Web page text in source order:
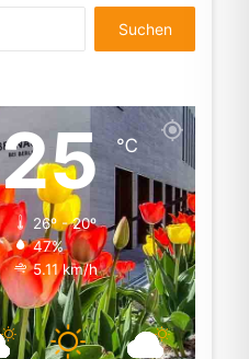
nach:
25℃
26º - 20º
47%
5.11 km/h